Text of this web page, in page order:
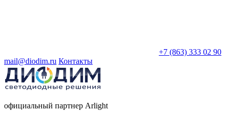
+7 (863) 333 02 90
mail@diodim.ru Контакты
официальный партнер Arlight